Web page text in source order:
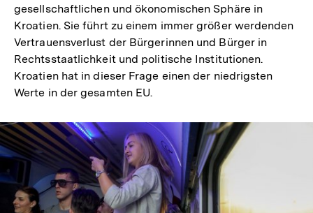
gesellschaftlichen und ökonomischen Sphäre in
Kroatien. Sie führt zu einem immer größer werdenden
Vertrauensverlust der Bürgerinnen und Bürger in
Rechtsstaatlichkeit und politische Institutionen.
Kroatien hat in dieser Frage einen der niedrigsten
Werte in der gesamten EU.